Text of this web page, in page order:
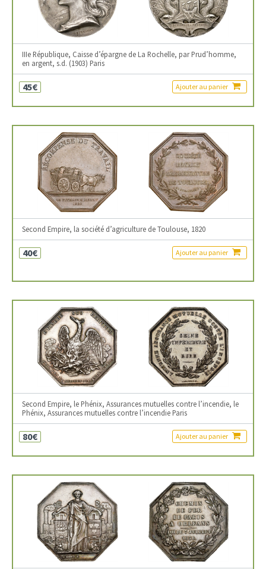
IIIe République, Caisse d’épargne de La Rochelle, par Prud’homme,
en argent, s.d. (1903) Paris
45€ Ajouter au panier
Second Empire, la société d’agriculture de Toulouse, 1820
40€ Ajouter au panier
Second Empire, le Phénix, Assurances mutuelles contre l’incendie, le
Phénix, Assurances mutuelles contre l’incendie Paris
80€ Ajouter au panier